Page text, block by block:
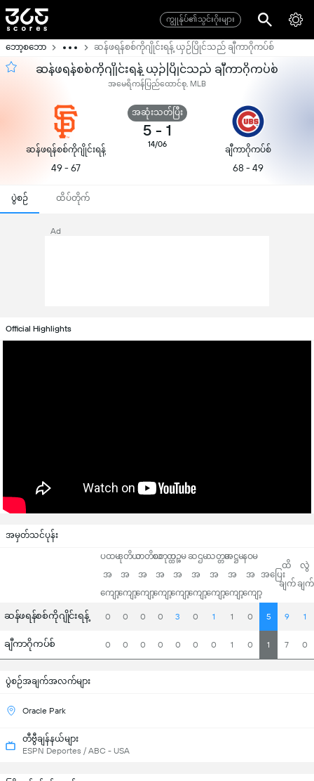
ကျွုန်ုပ်၏သွင်းဂိုးများ
ဘော့စဘော ဆန်ဖရန်စစ်ကိုဂျိုင်းရန့် ယှဉ်ပြိုင်သည် ချီကာဂိုကပ်စ်
ဆန်ဖရန်စစ်ကိုဂျိုင်းရန့် ယှဉ်ပြိုင်သည် ချီကာဂိုကပ်စ်
အမေရိကန်ပြည်ထောင်စု, MLB
ဆန်ဖရန်စစ်ကိုဂျိုင်းရန့်
49 - 67
အဆုံးသတ်ပြီး
5 - 1
14/06
ချီကာဂိုကပ်စ်
68 - 49
ပွဲစဉ် ထိပ်တိုက်
Ad
Official Highlights
အမှတ်သင်ပုန်း
ပထမ
အ
ကျော့
ဒုတိယ
အ
ကျော့
တတိယ
အ
ကျော့
စတုတ္ထ
အ
ကျော့
ပဉ္စမ
အ
ကျော့
ဆဌမ
အ
ကျော့
သတ္တမ
အ
ကျော့
အဋ္ဌမ
အ
ကျော့
နဝမ
အ
ကျော့
အပြေး
ထိ
ချက်
လွဲ
ချက်
ဆန်ဖရန်စစ်ကိုဂျိုင်းရန့် 0 0 0 0 3 0 1 1 0 5 9 1
ချီကာဂိုကပ်စ် 0 0 0 0 0 0 0 1 0 1 7 0
ပွဲစဉ်အချက်အလက်များ
Oracle Park
တီဗွီချန်နယ်များ
ESPN Deportes / ABC - USA